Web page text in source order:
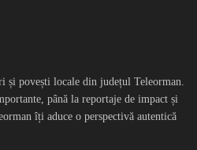
și povești locale din județul Teleorman.
până la reportaje de impact și
îți aduce o perspectivă autentică